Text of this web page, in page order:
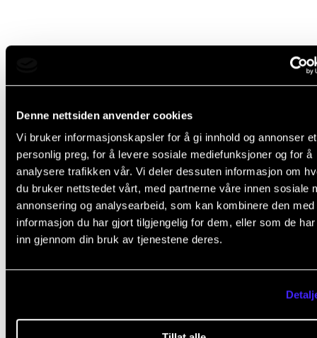
Denne nettsiden anvender cookies
Vi bruker informasjonskapsler for å gi innhold og annonser et
personlig preg, for å levere sosiale mediefunksjoner og for å
analysere trafikken vår. Vi deler dessuten informasjon om
du bruker nettstedet vårt, med partnerne våre innen sosiale
annonsering og analysearbeid, som kan kombinere den med
informasjon du har gjort tilgjengelig for dem, eller som de
inn gjennom din bruk av tjenestene deres.